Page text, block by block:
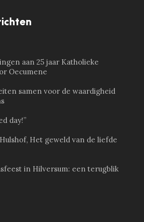
aan 25 jaar Katholieke
Oecumene
samen voor de waardigheid
day!”
Het geweld van de liefde
in Hilversum: een terugblik